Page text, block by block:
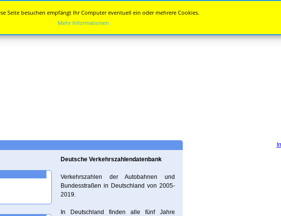
Deutsche Verkehrszahlendatenbank
Verkehrszahlen der Autobahnen und
Bundesstraßen in Deutschland von 2005-
2019.
In Deutschland finden alle fünf Jahre
Seite besuchen empfängt Ihr Computer eventuell ein oder mehrere Cookies.
Mehr Informationen